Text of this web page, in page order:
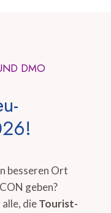
DMO
besseren Ort
geben?
dieTourist-